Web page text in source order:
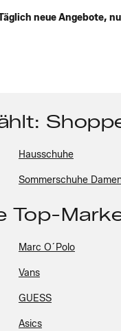
neue Angebote,
Hausschuhe
Sommerschuhe
Top-
Marc O´Polo
Vans
GUESS
Asics